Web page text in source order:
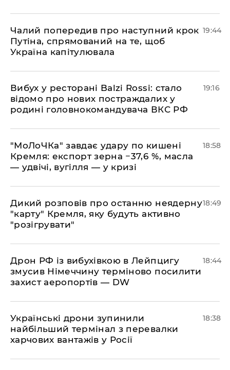
​Чалий попередив про наступний крок
Путіна, спрямований на те, щоб
Україна капітулювала
19:44
​Вибух у ресторані Balzi Rossi: стало
відомо про нових постраждалих у
родині головнокомандувача ВКС РФ
19:16
​"МоЛоЧКа" завдає удару по кишені
Кремля: експорт зерна −37,6 %, масла
— удвічі, вугілля — у кризі
18:58
​Дикий розповів про останню неядерну
"карту" Кремля, яку будуть активно
"розігрувати"
18:49
​Дрон РФ із вибухівкою в Лейпцигу
змусив Німеччину терміново посилити
захист аеропортів — DW
18:44
​Українські дрони зупинили
найбільший термінал з перевалки
харчових вантажів у Росії
18:38